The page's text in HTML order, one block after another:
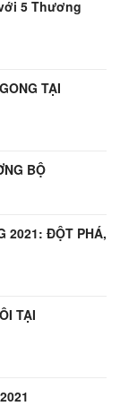
5 Thương
TẠI
BỘ
2021: ĐỘT PHÁ,
TẠI